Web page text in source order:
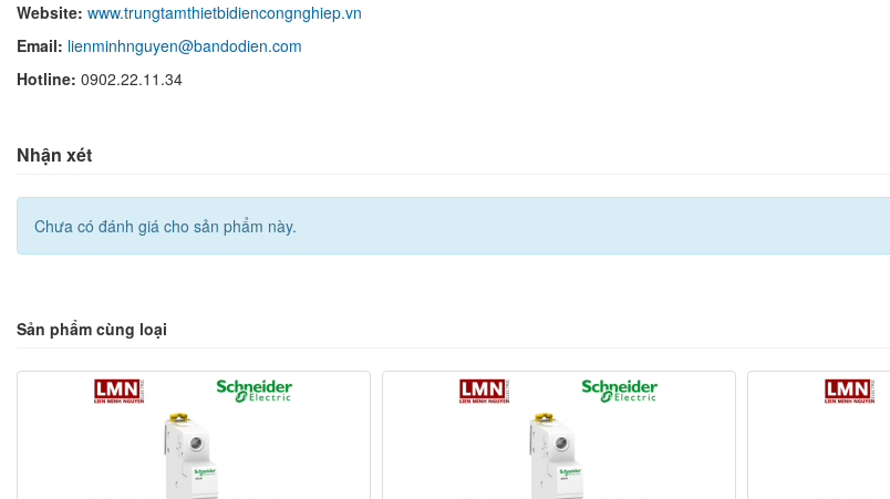
Website: www.trungtamthietbidiencongnghiep.vn
Email: lienminhnguyen@bandodien.com
Hotline: 0902.22.11.34
Nhận xét
Chưa có đánh giá cho sản phẩm này.
Sản phẩm cùng loại